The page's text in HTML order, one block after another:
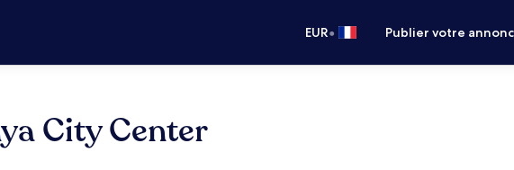
EUR• Publier votre
City Center